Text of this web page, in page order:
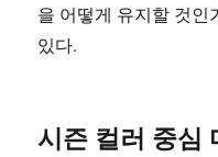
을 어떻게 유지할 것인
있다.
시즌 컬러 중심